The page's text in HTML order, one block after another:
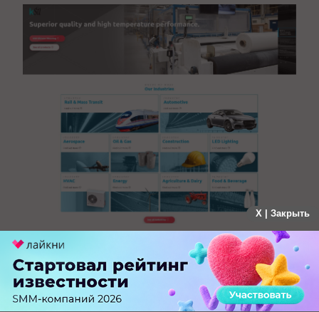
Ahrefs
Основные элементы страницы направлены на
X | Закрыть